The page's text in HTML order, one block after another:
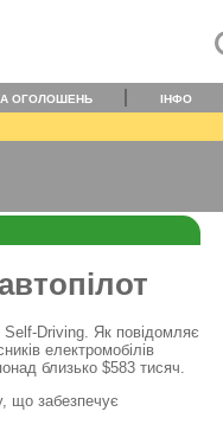
ОГОЛОШЕНЬ ІНФО
Self-Driving. Як повідомляє
електромобілів
близько $583 тисяч.
що забезпечує